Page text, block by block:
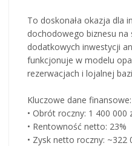
To doskonała okazja dla
dochodowego biznesu
dodatkowych inwestycji
funkcjonuje w modelu
rezerwacjach i lojalnej
Kluczowe dane finansowe:
• Obrót roczny: 1 400 000
• Rentowność netto: 23%
• Zysk netto roczny: ~322